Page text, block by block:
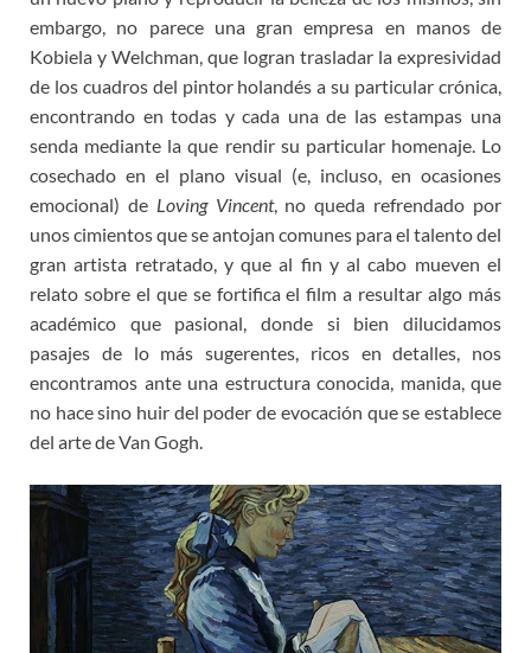
embargo, no parece una gran empresa en manos de
Kobiela y Welchman, que logran trasladar la expresividad
de los cuadros del pintor holandés a su particular crónica,
encontrando en todas y cada una de las estampas una
senda mediante la que rendir su particular homenaje. Lo
cosechado en el plano visual (e, incluso, en ocasiones
emocional) de Loving Vincent, no queda refrendado por
unos cimientos que se antojan comunes para el talento del
gran artista retratado, y que al fin y al cabo mueven el
relato sobre el que se fortifica el film a resultar algo más
académico que pasional, donde si bien dilucidamos
pasajes de lo más sugerentes, ricos en detalles, nos
encontramos ante una estructura conocida, manida, que
no hace sino huir del poder de evocación que se establece
del arte de Van Gogh.